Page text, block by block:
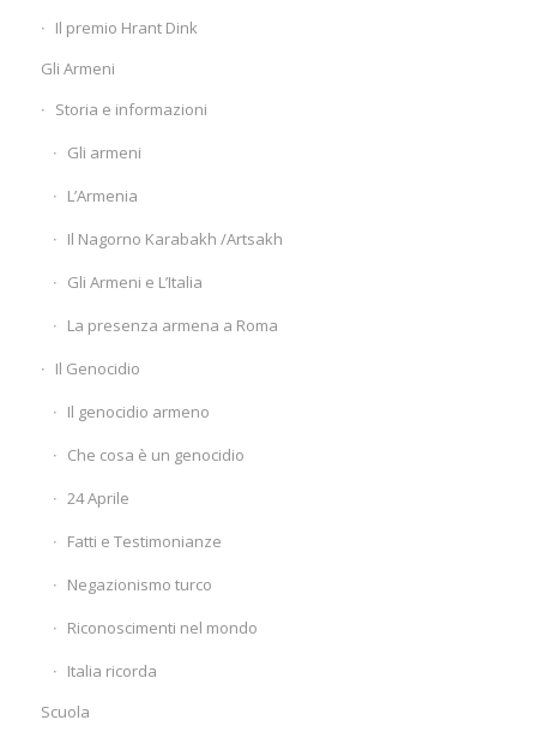
Il premio Hrant Dink
Gli Armeni
Storia e informazioni
Gli armeni
L’Armenia
Il Nagorno Karabakh /Artsakh
Gli Armeni e L’Italia
La presenza armena a Roma
Il Genocidio
Il genocidio armeno
Che cosa è un genocidio
24 Aprile
Fatti e Testimonianze
Negazionismo turco
Riconoscimenti nel mondo
Italia ricorda
Scuola